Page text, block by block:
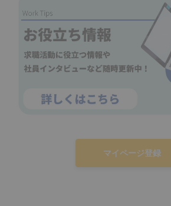
マイページ登録